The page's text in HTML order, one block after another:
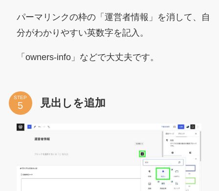
パーマリンクの枠の「運営者情報」を消して、自
分がわかりやすい英数字を記入。
「owners-info」などで大丈夫です。
STEP 見出しを追加